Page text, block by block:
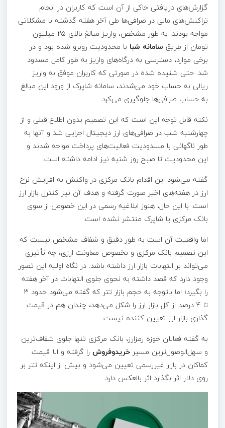
گزارش‌های دریافتی حاکی از آن است که کاربران در انجام
تراکنش‌های مالی در صرافی‌ها طی آخر هفته گذشته با مشکلاتی
مواجه بودند. به طور مشخص، واریز مبالغ بالای ۲۵ میلیون
تومان از طریق سامانه شبا با محدودیت روبرو شده بود و در
برخی موارد، دسترسی به درگاه‌های واریز به طور کامل مسدود
شد. حتی شنیده شده در صورتی که کاربران موفق به واریز
ریالی به حساب خود می‌شدند، سامانه شاپرک از ورود این مبالغ
به حساب صرافی‌ها جلوگیری می‌کرد.
نکته قابل توجه این است که این تصمیم بدون اطلاع قبلی و از
چهارشنبه شب در صرافی‌های ارز دیجیتال اجرایی شد و آنها به
طور ناگهانی با مسدودیت فعالیت‌های پرداخت مواجه شدند و
این محدودیت تا صبح روز شنبه نیز ادامه داشته است.
گفته می‌شود این اقدام بانک مرکزی در واکنش به افزایش نرخ
ارز در هفته‌های اخیر صورت گرفته و هدف آن نیز کنترل بازار ارز
است. با این حال، هنوز ابلاغیه رسمی در این خصوص از سوی
بانک مرکزی یا شاپرک منتشر نشده است.
اما واقعیت آن است به طور دقیق و شفاف مشخص نیست که
این تصمیم بانک مرکزی و بخصوص معاونت ارزی، چه تأثیری
می‌تواند بر التهابات بازار ارز داشته باشد. در نگاه اولیه این تصور
وجود دارد که قصد داشته به نحوی جلوی التهابات در آخر هفته
را بگیرد؛ اما باتوجه به حجم بازار تتر که گفته می‌شود حدود ۳
تا ۴ درصد از کل بازار ارز را شکل می‌دهد، چندان هم در قیمت
گذاری بازار ارز تعیین کننده نیست.
به گفته فعالان حوزه رمزارز، بانک مرکزی تنها جلوی شفاف‌ترین
و سهل‌الوصول‌ترین مسیر خریدوفروش را گرفته و الا قیمت
کماکان در بازار غیررسمی تعیین می‌شود و بیش از اینکه تتر بر
روی دلار اثر بگذارد اثر بالعکس دارد.